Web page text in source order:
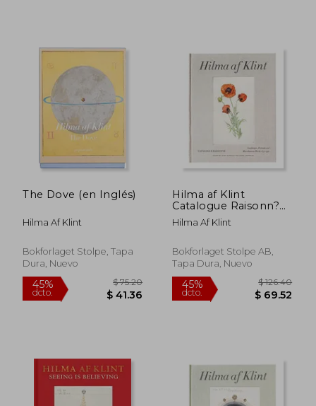
$ 98.66 45%
The Dove (en Inglés)
Hilma Af Klint
Bokforlaget Stolpe, Tapa
Dura, Nuevo
Hilma af Klint
Catalogue Raisonn?
Volume Vii:
Landscapes, Portraits
Works (1886-1940)
(en Inglés)
Hilma Af Klint
Bokforlaget Stolpe AB,
Tapa Dura, Nuevo